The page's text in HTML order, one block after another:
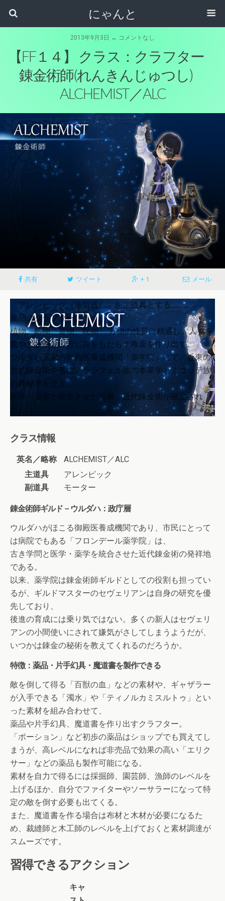
にゃんと
2013年9月3日 ↔ コメントなし
【FF１４】 クラス：クラフター
錬金術師(れんきんじゅつし)
ALCHEMIST／ALC
共有 ツイート + 1 メール
「アレンビック（蒸留器）」を主道具とする、
薬品のクラフター。
植物、鉱物、霊物、呪物……万物の性質に精通し、人々を
癒やす妙薬と、苦しみをもたらす毒薬を作り出す。
ウルダハ王家の御殿医養成機関「薬学院」にて、近東の
古式錬金術を基に、ララフェル族の本草学とミコッテ族
の神秘学を交え、
医学・薬学と統合させた結果、近代錬金術が確立され
た。
クラス情報
英名／略称
ALCHEMIST／ALC
主道具
副道具
アレンピック
モーター
錬金術師ギルド－ウルダハ：政庁層
ウルダハがほこる御殿医養成機関であり、市民にとって
は病院でもある「フロンデール薬学院」は、
古き学問と医学・薬学を統合させた近代錬金術の発祥地
である。
以来、薬学院は錬金術師ギルドとしての役割も担ってい
るが、ギルドマスターのセヴェリアンは自身の研究を優
先しており、
後進の育成には乗り気ではない。多くの新人はセヴェリ
アンの小間使いにされて嫌気がさしてしまうようだが、
いつかは錬金の秘術を教えてくれるのだろうか。
特徴：薬品・片手幻具・魔道書を製作できる
敵を倒して得る「百獣の血」などの素材や、ギャザラー
が入手できる「濁水」や「ティノルカミスルトゥ」とい
った素材を組み合わせて、
薬品や片手幻具、魔道書を作り出すクラフター。
「ポーション」など初歩の薬品はショップでも買えてし
まうが、高レベルになれば非売品で効果の高い「エリク
サー」などの薬品も製作可能になる。
素材を自力で得るには採掘師、園芸師、漁師のレベルを
上げるほか、自分でファイターやソーサラーになって特
定の敵を倒す必要も出てくる。
また、魔道書を作る場合は布材と木材が必要になるた
め、裁縫師と木工師のレベルを上げておくと素材調達が
スムーズです。
習得できるアクション
キャ